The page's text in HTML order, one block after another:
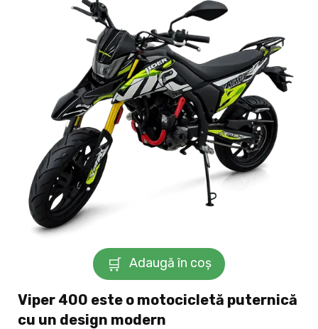
Adaugă în coș
Viper 400 este o motocicletă puternică
cu un design modern